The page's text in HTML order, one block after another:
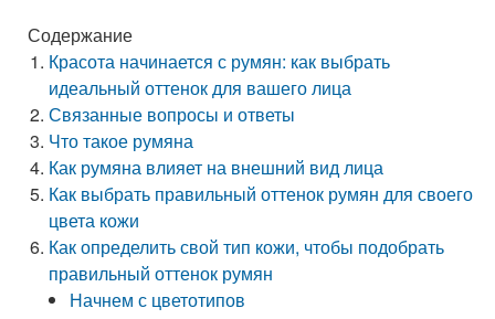
Содержание
Красота начинается с румян: как выбрать
идеальный оттенок для вашего лица
Связанные вопросы и ответы
Что такое румяна
Как румяна влияет на внешний вид лица
Как выбрать правильный оттенок румян для своего
цвета кожи
Как определить свой тип кожи, чтобы подобрать
правильный оттенок румян
Начнем с цветотипов